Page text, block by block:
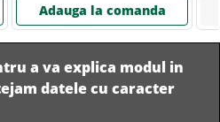
Adauga la comanda
a va explica modul in
datele cu caracter